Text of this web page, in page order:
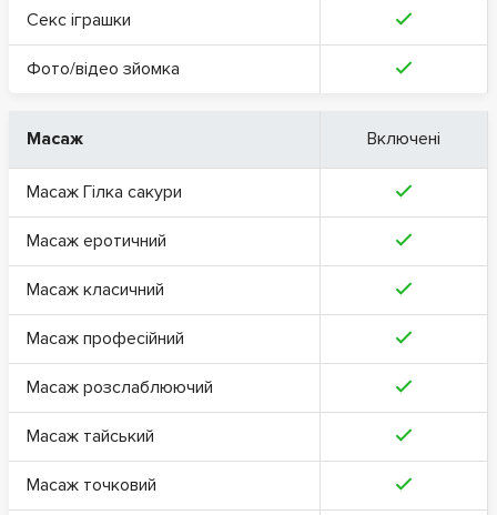
Секс іграшки
Фото/відео зйомка
Масаж Включені
Масаж Гілка сакури
Масаж еротичний
Масаж класичний
Масаж професійний
Масаж розслаблюючий
Масаж тайський
Масаж точковий